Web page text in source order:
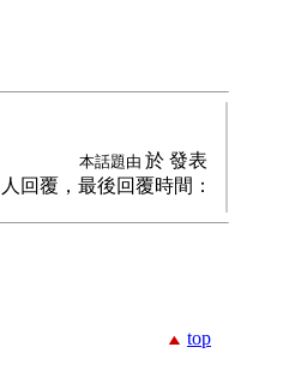
本話題由 於 發表
人回覆，最後回覆時間：
top